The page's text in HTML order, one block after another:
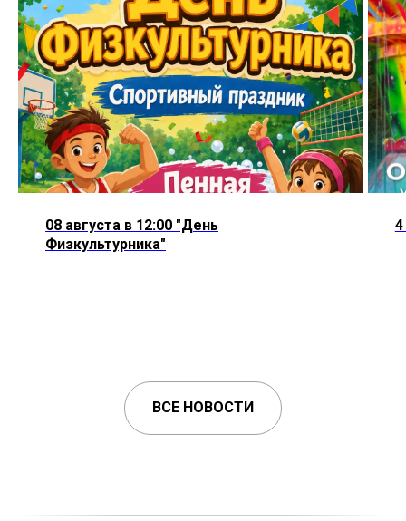
08 августа в 12:00 "День
Физкультурника"
ВСЕ НОВОСТИ